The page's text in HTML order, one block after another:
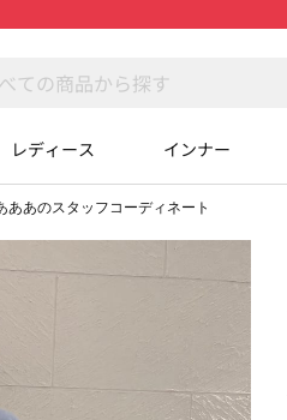
レディース インナー
ああのスタッフコーディネート